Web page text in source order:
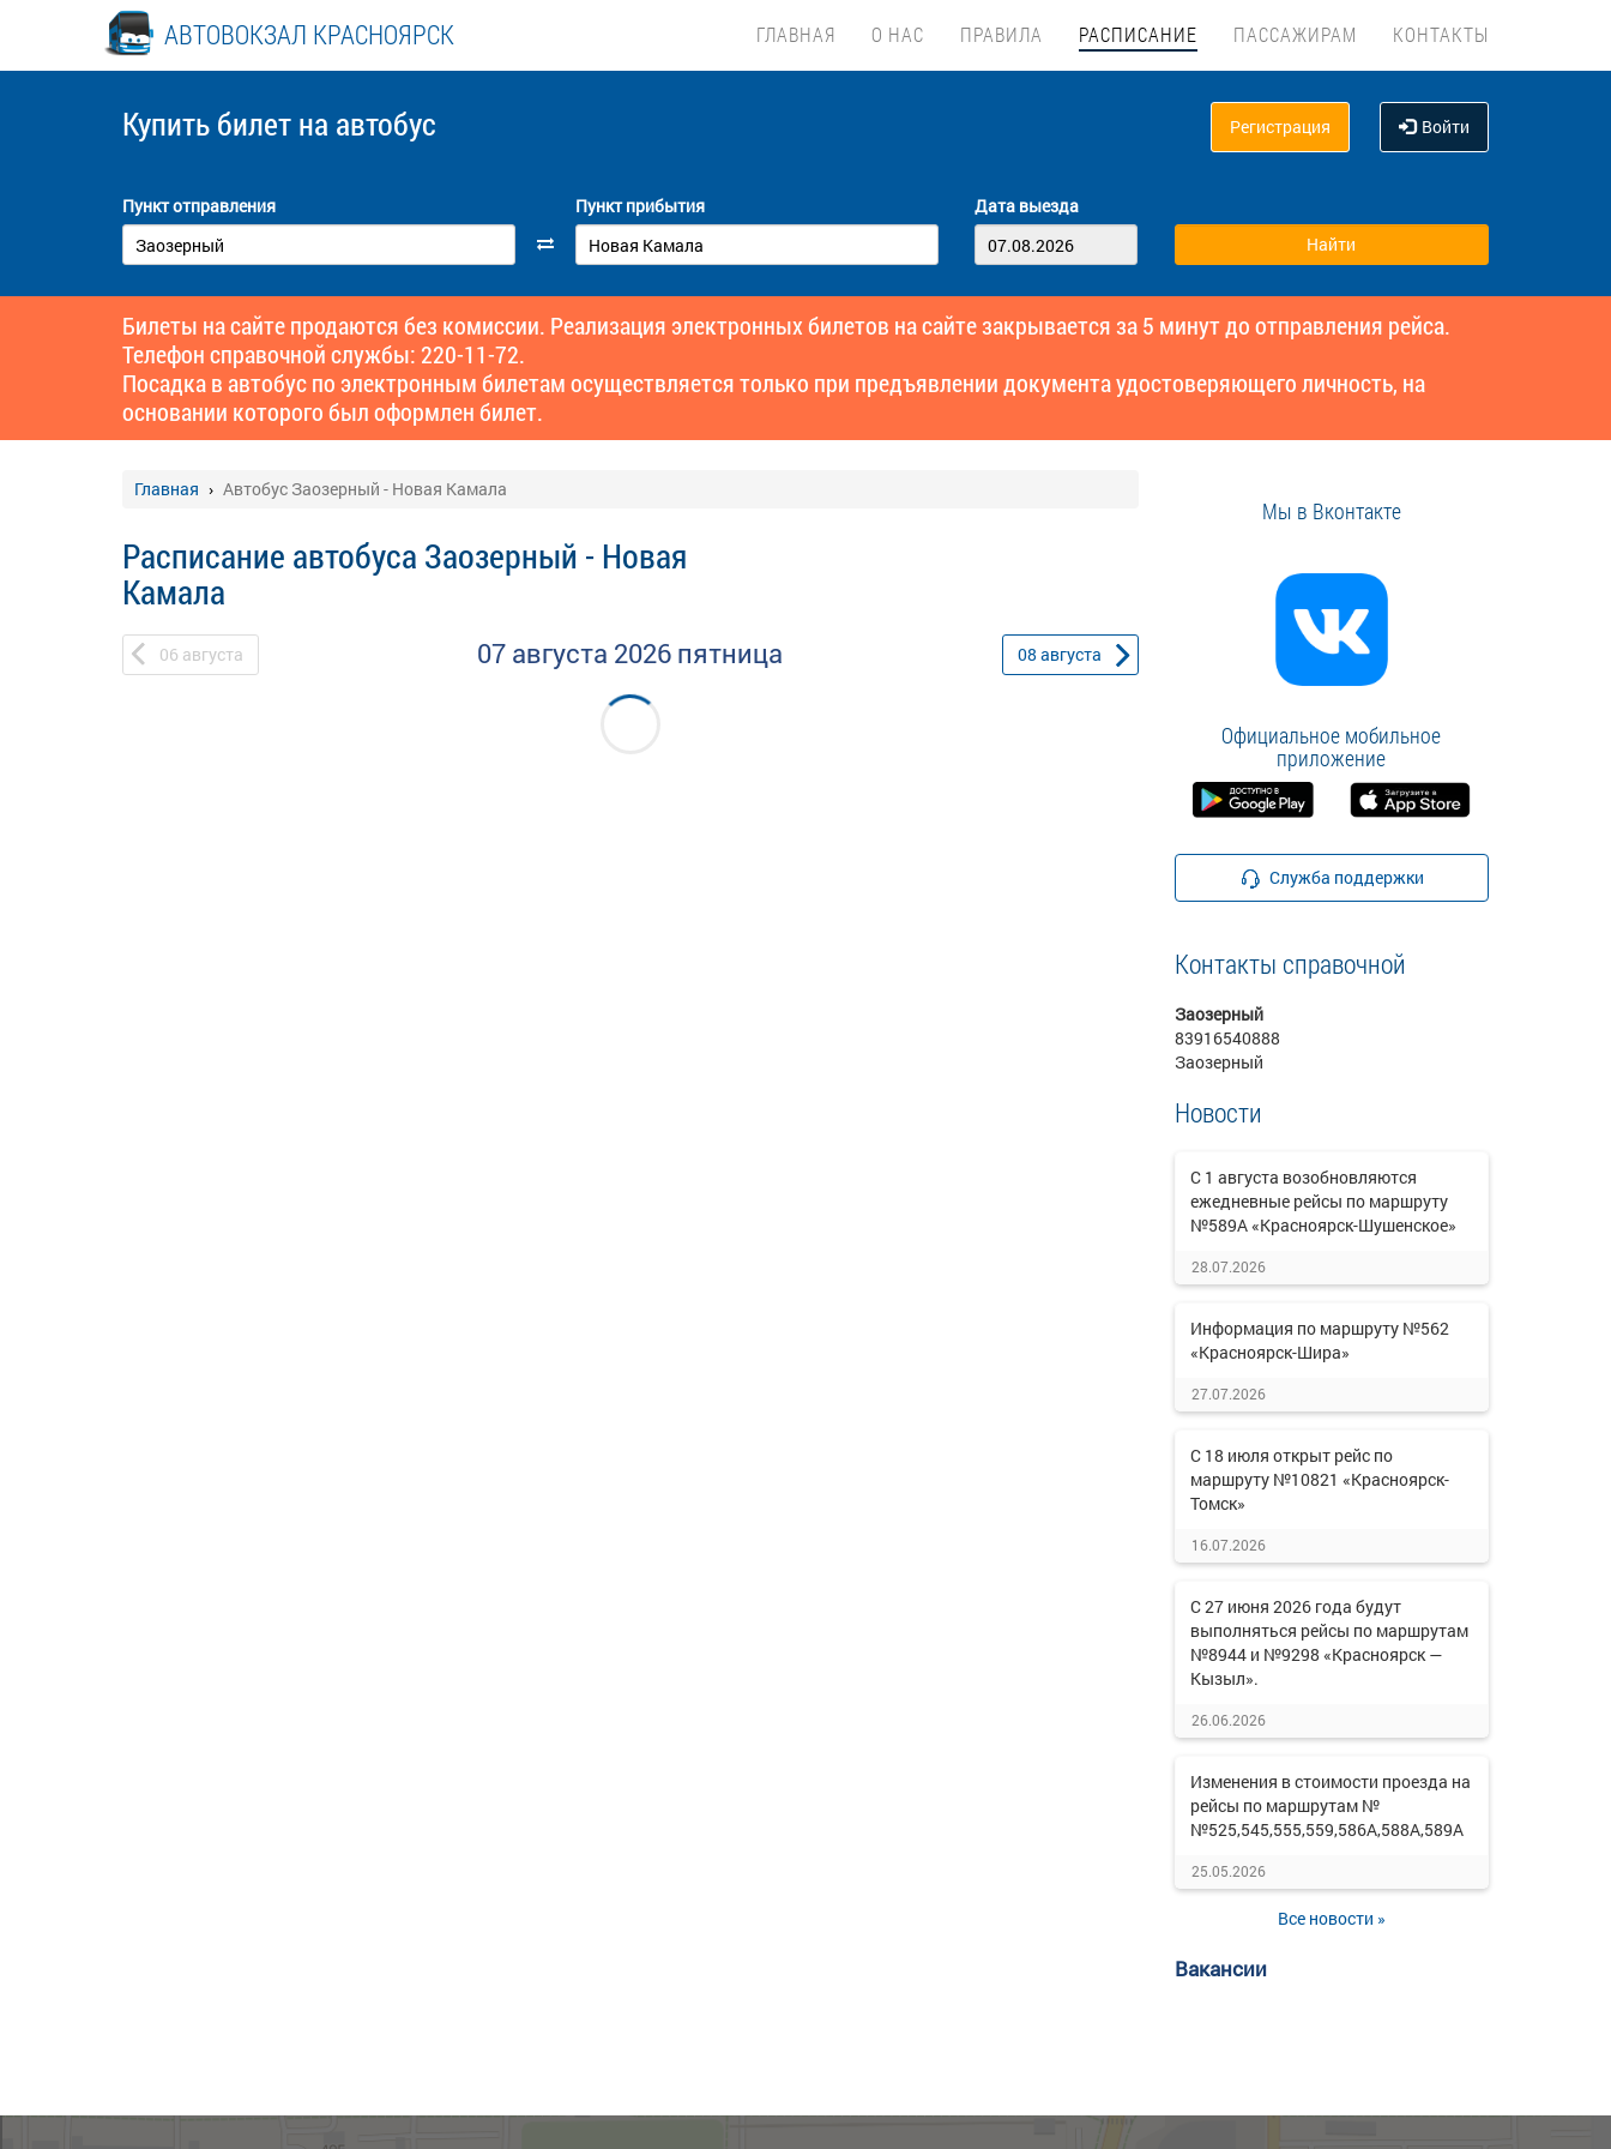
АВТОВОКЗАЛ КРАСНОЯРСК ГЛАВНАЯ О НАС ПРАВИЛА РАСПИСАНИЕ ПАССАЖИРАМ КОНТАКТЫ
Купить билет на автобус Регистрация Войти
Пункт отправления Пункт прибытия Дата выезда
Билеты на сайте продаются без комиссии. Реализация электронных билетов на сайте закрывается за 5 минут до отправления рейса.
Телефон справочной службы: 220-11-72.
Посадка в автобус по электронным билетам осуществляется только при предъявлении документа удостоверяющего личность, на
основании которого был оформлен билет.
Главная Автобус Заозерный - Новая Камала
Расписание автобуса Заозерный - Новая
Камала
06 августа 07 августа 2026 пятница 08 августа
Мы в Вконтакте
Официальное мобильное
приложение
Служба поддержки
Контакты справочной
Заозерный
83916540888
Заозерный
Новости
С 1 августа возобновляются
ежедневные рейсы по маршруту
№589А «Красноярск-Шушенское»
28.07.2026
Информация по маршруту №562
«Красноярск-Шира»
27.07.2026
С 18 июля открыт рейс по
маршруту №10821 «Красноярск-
Томск»
16.07.2026
С 27 июня 2026 года будут
выполняться рейсы по маршрутам
№8944 и №9298 «Красноярск —
Кызыл».
26.06.2026
Изменения в стоимости проезда на
рейсы по маршрутам №
№525,545,555,559,586А,588А,589А
25.05.2026
Все новости »
Вакансии